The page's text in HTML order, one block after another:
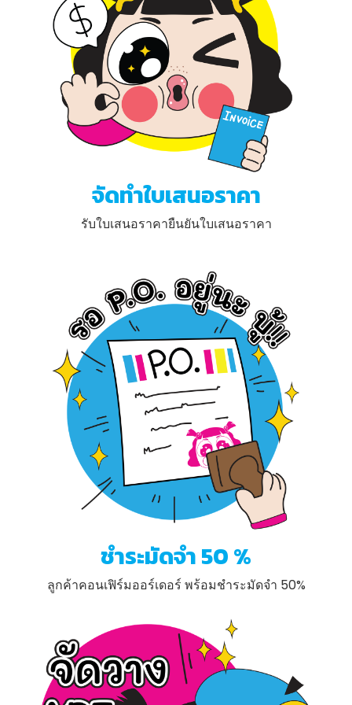
จัดทำใบเสนอราคา
รับใบเสนอราคายืนยันใบเสนอราคา
ชำระมัดจำ 50 %
ลูกค้าคอนเฟิร์มออร์เดอร์ พร้อมชำระมัดจำ 50%